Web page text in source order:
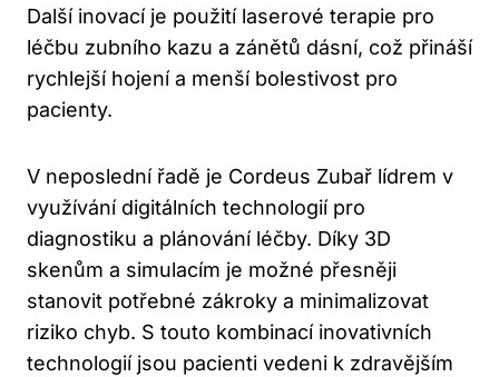
Další inovací je použití laserové terapie pro
léčbu zubního kazu a zánětů dásní, což přináší
rychlejší hojení a menší bolestivost pro
pacienty.
V neposlední řadě je Cordeus Zubař lídrem v
využívání digitálních technologií pro
diagnostiku a plánování léčby. Díky 3D
skenům a simulacím je možné přesněji
stanovit potřebné zákroky a minimalizovat
riziko chyb. S touto kombinací inovativních
technologií jsou pacienti vedeni k zdravějším